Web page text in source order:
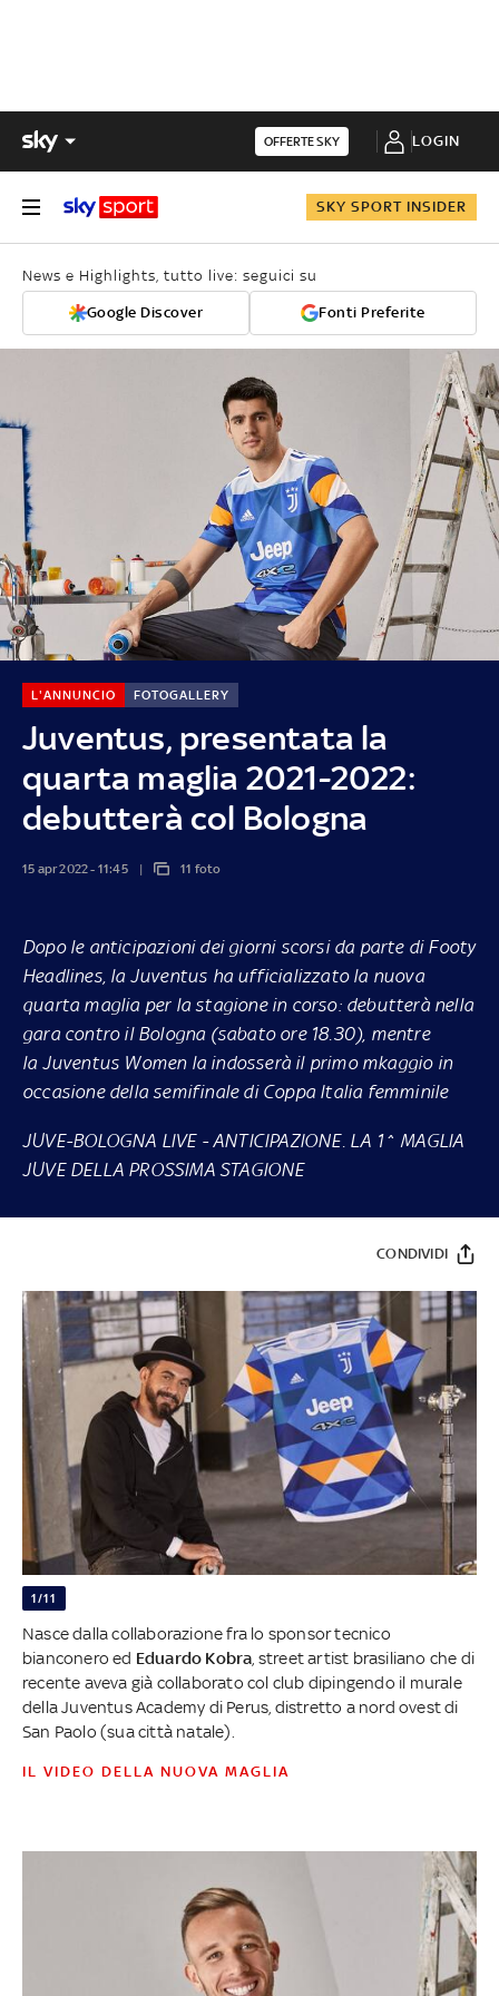
OFFERTE SKY LOGIN
SKY SPORT INSIDER
News e Highlights, tutto live: seguici su
Google Discover Fonti Preferite
Juventus, presentata la
quarta maglia 2021-2022:
debutterà col Bologna
L'ANNUNCIO FOTOGALLERY
15 apr 2022 - 11:45 11 foto
Dopo le anticipazioni dei giorni scorsida parte di Footy
Headlines, la Juventus ha ufficializzato la nuova
quarta maglia per la stagione in corso: debutterà nella
gara contro il Bologna (sabato ore 18.30), mentre
la Juventus Women la indosserà il primo mkaggio in
occasione della semifinale di Coppa Italia femminile
JUVE-BOLOGNA LIVE-ANTICIPAZIONE. LA 1^ MAGLIA
JUVE DELLA PROSSIMA STAGIONE
CONDIVIDI
1/11
Nasce dalla collaborazione fra lo sponsor tecnico
bianconero ed Eduardo Kobra , street artist brasiliano che di
recente aveva già collaborato col club dipingendo il murale
della Juventus Academy di Perus, distretto a nord ovest di
San Paolo (sua città natale).
IL VIDEO DELLA NUOVA MAGLIA